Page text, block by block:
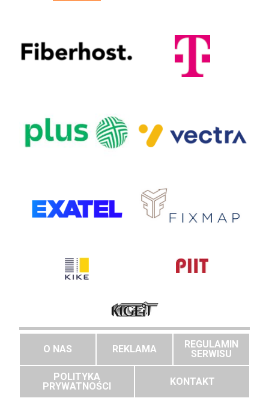
O NAS REKLAMA
REGULAMIN
SERWISU
POLITYKA
PRYWATNOŚCI
KONTAKT